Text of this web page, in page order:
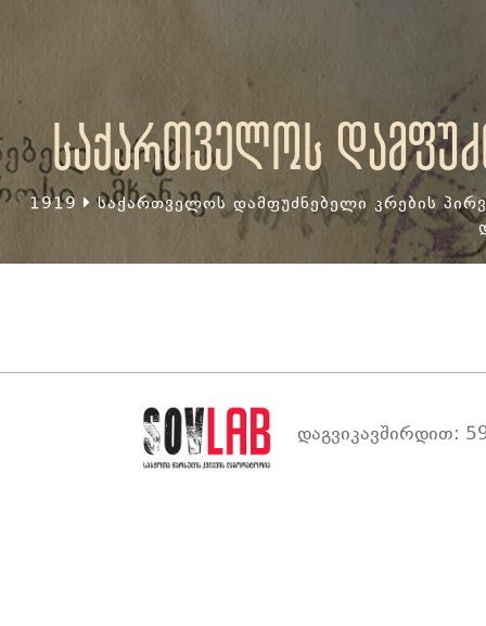
საქართველოს
1919
საქართველოს დამფუძნებელი კრების
დაგვიკავშირდით: